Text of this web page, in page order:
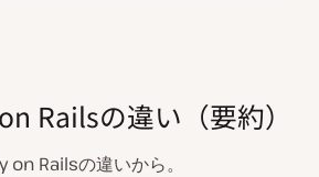
Railsの違い（要約）
Railsの違いから。